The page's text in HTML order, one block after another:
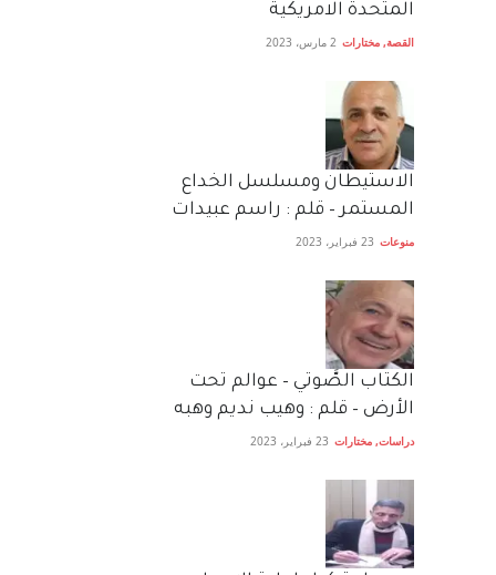
المتحدة الامريكية
القصة, مختارات 2 مارس، 2023
الاستيطان ومسلسل الخداع
المستمر – قلم : راسم عبيدات
منوعات 23 فبراير، 2023
الكتاب الصَّوتي – عوالم تحت
الأرض – قلم : وهيب نديم وهبه
دراسات, مختارات 23 فبراير، 2023